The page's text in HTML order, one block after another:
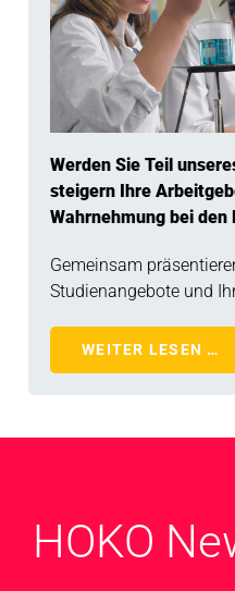
Werden Sie Teil
steigern Ihre
Wahrnehmung bei
Gemeinsam
Studienangebote und
WEITER LESEN …
HOKO